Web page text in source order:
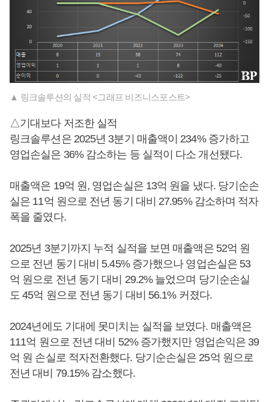
▲ 링크솔루션의 실적 <그래프 비즈니스포스트>
△기대보다 저조한 실적
링크솔루션은 2025년 3분기 매출액이 234% 증가하고
영업손실은 36% 감소하는 등 실적이 다소 개선됐다.
매출액은 19억 원, 영업손실은 13억 원을 냈다. 당기순손
실은 11억 원으로 전년 동기 대비 27.95% 감소하며 적자
폭을 줄였다.
2025년 3분기까지 누적 실적을 보면 매출액은 52억 원
으로 전년 동기 대비 5.45% 증가했으나 영업손실은 53
억 원으로 전년 동기 대비 29.2% 늘었으며 당기순손실
도 45억 원으로 전년 동기 대비 56.1% 커졌다.
2024년에도 기대에 못미치는 실적을 보였다. 매출액은
111억 원으로 전년 대비 52% 증가했지만 영업손익은 39
억 원 손실로 적자전환했다. 당기순손실은 25억 원으로
전년 대비 79.15% 감소했다.